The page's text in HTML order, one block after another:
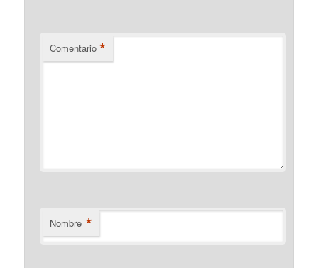
Comentario *
Nombre *